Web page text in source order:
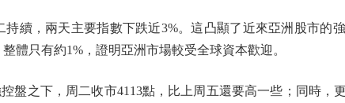
，兩天主要指數下跌近3%。這凸顯了近來亞洲股市的
體只有約1%，證明亞洲市場較受全球資本歡迎。
之下，周二收市4113點，比上周五還要高一些；同時，